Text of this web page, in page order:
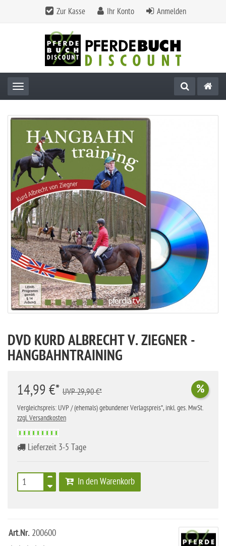
Zur Kasse Ihr Konto Anmelden
Toggle navigation
DVD KURD ALBRECHT V. ZIEGNER -
HANGBAHNTRAINING
14,99 €* %
UVP 29,90 €*
Vergleichspreis: UVP / (ehemals) gebundener Verlagspreis*, inkl. ges. MwSt.
zzgl. Versandkosten
Lieferzeit 3-5 Tage
In den Warenkorb
Art.Nr. 200600